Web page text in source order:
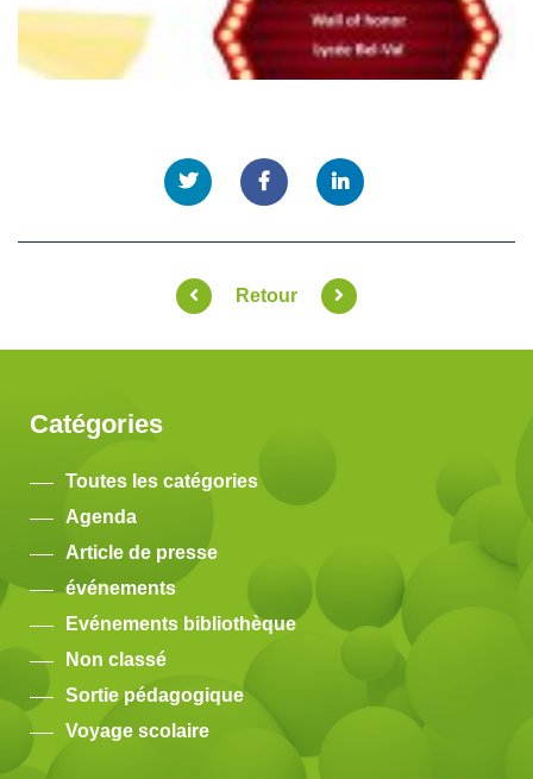
Retour
Catégories
Toutes les catégories
Agenda
Article de presse
événements
Evénements bibliothèque
Non classé
Sortie pédagogique
Voyage scolaire